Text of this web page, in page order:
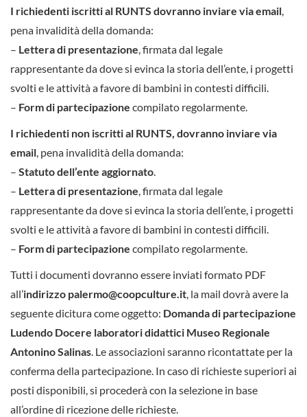
I richiedenti iscritti al RUNTS dovranno inviare via email,
pena invalidità della domanda:
– Lettera di presentazione, firmata dal legale
rappresentante da dove si evinca la storia dell’ente, i progetti
svolti e le attività a favore di bambini in contesti difficili.
– Form di partecipazione compilato regolarmente.
I richiedenti non iscritti al RUNTS, dovranno inviare via
email, pena invalidità della domanda:
– Statuto dell’ente aggiornato.
– Lettera di presentazione, firmata dal legale
rappresentante da dove si evinca la storia dell’ente, i progetti
svolti e le attività a favore di bambini in contesti difficili.
– Form di partecipazione compilato regolarmente.
Tutti i documenti dovranno essere inviati formato PDF
all’indirizzo palermo@coopculture.it, la mail dovrà avere la
seguente dicitura come oggetto: Domanda di partecipazione
Ludendo Docere laboratori didattici Museo Regionale
Antonino Salinas. Le associazioni saranno ricontattate per la
conferma della partecipazione. In caso di richieste superiori ai
posti disponibili, si procederà con la selezione in base
all’ordine di ricezione delle richieste.